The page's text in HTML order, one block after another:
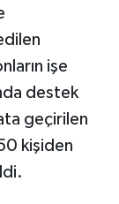
işe
destek
geçirilen
kişiden